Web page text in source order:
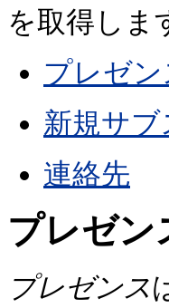
を取得しま
プレゼン
新規サ
連絡先
プレゼン
プレゼンス